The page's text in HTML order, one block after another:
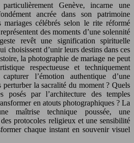
Genève, incarne une
ancrée dans son patrimoine
célébrés selon le rite réformé
des moments d’une solennité
revêt une signification spirituelle
choisissent d’unir leurs destins dans ces
la photographie de mariage ne peut
respectueuse et techniquement
l’émotion authentique d’une
perturber la sacralité du moment ? Quels
posés par l’architecture des temples
en atouts photographiques ? La
maîtrise technique poussée, une
protocoles religieux et une sensibilité
chaque instant en souvenir visuel